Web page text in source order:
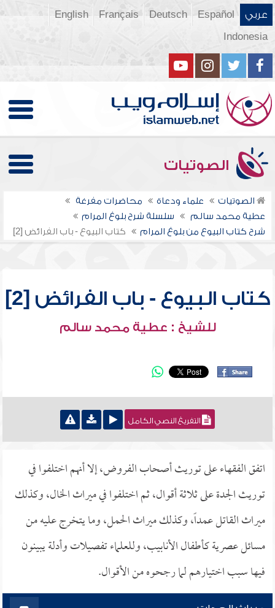
عربي Español
Deutsch
Français
English
Indonesia
الصوتيات
الصوتيات علماء ودعاة
محاضرات مفرغة
عطية محمد سالم
سلسلة شرح بلوغ المرام
شرح كتاب البيوع من بلوغ المرام
كتاب البيوع - باب الفرائض [2]
كتاب البيوع - باب الفرائض [2]
للشيخ : عطية محمد سالم
التفريغ النصي الكامل
اتفق الفقهاء على توريث أصحاب الفروض، إلا أنهم اختلفوا في
توريث الجدة على ثلاثة أقوال، ثم اختلفوا في ميراث الخال، وكذلك
ميراث القاتل عمداً، وكذلك ميراث الحمل، وما يتخرج عليه من
مسائل عصرية كأطفال الأنابيب، وللعلماء تفصيلات وأدلة يبينون
فيها سبب اختيارهم لما رجحوه من الأقوال.